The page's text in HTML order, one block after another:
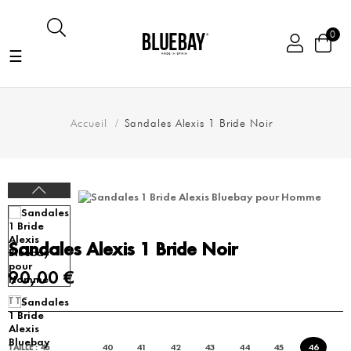
0
Basculer
navigation
☰
Accueil Sandales Alexis 1 Bride Noir
Sandales Alexis 1 Bride Noir
90,00 €
TTC
TAILLE : 46 40 41 42 43 44 45 46